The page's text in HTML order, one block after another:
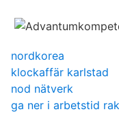
nordkorea
klockaffär karlstad
nod nätverk
ga ner i arbetstid